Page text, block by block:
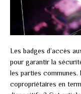
Les badges d’accès
pour garantir la
les parties
copropriétaires en